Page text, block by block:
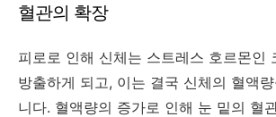
혈관의 확장
피로로 인해 신체는 스트레스 호르몬인
방출하게 되고, 이는 결국 신체의 혈액
니다. 혈액량의 증가로 인해 눈 밑의 혈